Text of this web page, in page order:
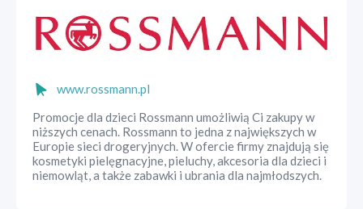
www.rossmann.pl
Promocje dla dzieci Rossmann umożliwią Ci zakupy w
niższych cenach. Rossmann to jedna z największych w
Europie sieci drogeryjnych. W ofercie firmy znajdują się
kosmetyki pielęgnacyjne, pieluchy, akcesoria dla dzieci i
niemowląt, a także zabawki i ubrania dla najmłodszych.